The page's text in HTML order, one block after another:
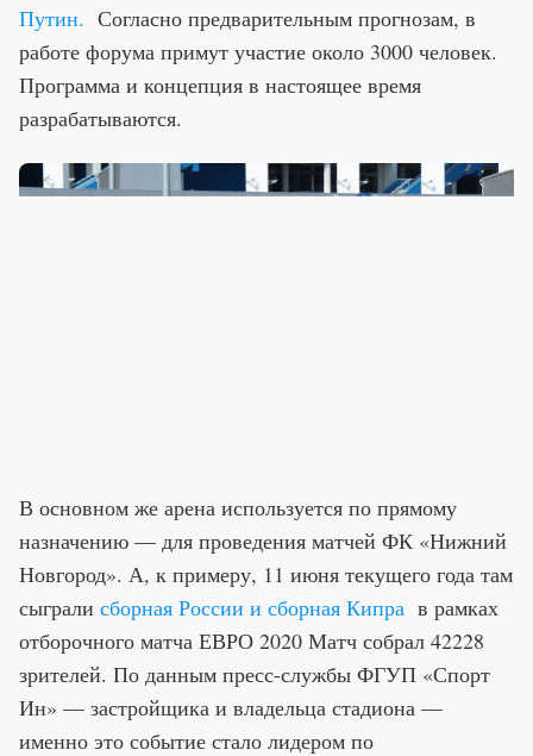
Путин. Согласно предварительным прогнозам, в
работе форума примут участие около 3000 человек.
Программа и концепция в настоящее время
разрабатываются.
В основном же арена используется по прямому
назначению — для проведения матчей ФК «Нижний
Новгород». А, к примеру, 11 июня текущего года там
сыграли сборная России и сборная Кипра в рамках
отборочного матча ЕВРО 2020 Матч собрал 42228
зрителей. По данным пресс-службы ФГУП «Спорт
Ин» — застройщика и владельца стадиона —
именно это событие стало лидером по